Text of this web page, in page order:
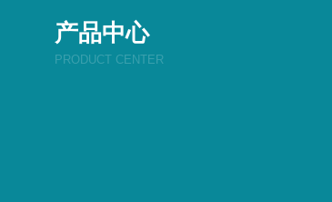
产品中心
PRODUCT CENTER